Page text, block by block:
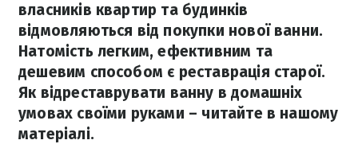
власників квартир та будинків
відмовляються від покупки нової ванни.
Натомість легким, ефективним та
дешевим способом є реставрація старої.
Як відреставрувати ванну в домашніх
умовах своїми руками – читайте в нашому
матеріалі.